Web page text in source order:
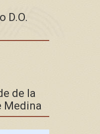
D.O.
de la
Medina